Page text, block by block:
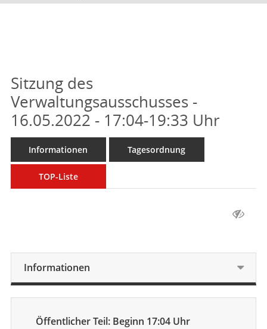
Sitzung des
Verwaltungsausschusses -
16.05.2022 - 17:04-19:33 Uhr
Informationen Tagesordnung
TOP-Liste
Informationen
Öffentlicher Teil: Beginn 17:04 Uhr